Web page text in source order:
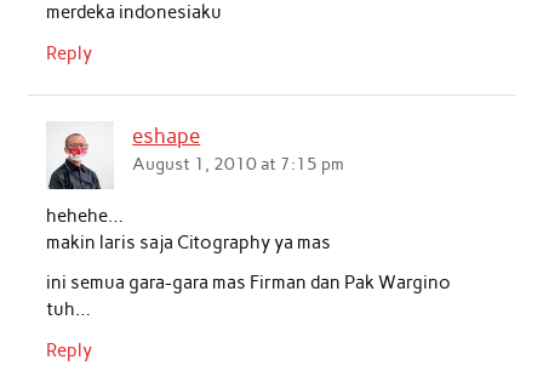
merdeka indonesiaku
Reply
eshape
August 1, 2010 at 7:15 pm
hehehe…
makin laris saja Citography ya mas
ini semua gara-gara mas Firman dan Pak Wargino
tuh…
Reply